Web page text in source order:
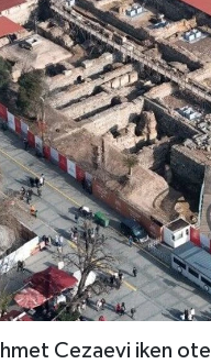
Cezaevi iken